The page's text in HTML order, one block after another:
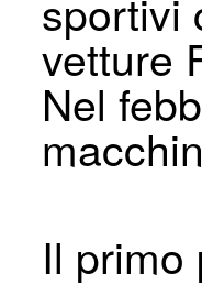
vetture
Nel
Il